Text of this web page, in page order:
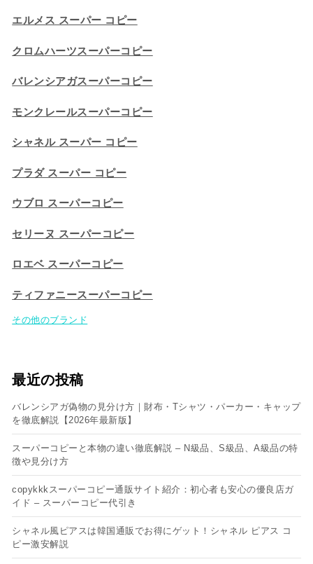
エルメス スーパー コピー
クロムハーツスーパーコピー
バレンシアガスーパーコピー
モンクレールスーパーコピー
シャネル スーパー コピー
プラダ スーパー コピー
ウブロ スーパーコピー
セリーヌ スーパーコピー​
ロエベ スーパーコピー
ティファニースーパーコピー
その他のブランド
最近の投稿
バレンシアガ偽物の見分け方｜財布・Tシャツ・パーカー・キャップ
を徹底解説【2026年最新版】
スーパーコピーと本物の違い徹底解説 – N級品、S級品、A級品の特
徴や見分け方
copykkkスーパーコピー通販サイト紹介：初心者も安心の優良店ガ
イド – スーパーコピー代引き
シャネル風ピアスは韓国通販でお得にゲット！シャネル ピアス コ
ピー​激安解説